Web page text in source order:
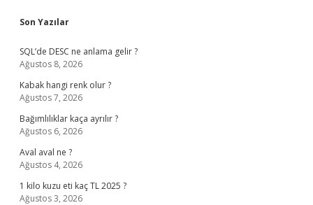
Sidebar
Son Yazılar
SQL’de DESC ne anlama gelir ?
Ağustos 8, 2026
Kabak hangi renk olur ?
Ağustos 7, 2026
Bağımlılıklar kaça ayrılır ?
Ağustos 6, 2026
Aval aval ne ?
Ağustos 4, 2026
1 kilo kuzu eti kaç TL 2025 ?
Ağustos 3, 2026